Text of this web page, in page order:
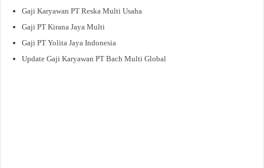
Gaji Karyawan PT Reska Multi Usaha
Gaji PT Kirana Jaya Multi
Gaji PT Yolita Jaya Indonesia
Update Gaji Karyawan PT Bach Multi Global